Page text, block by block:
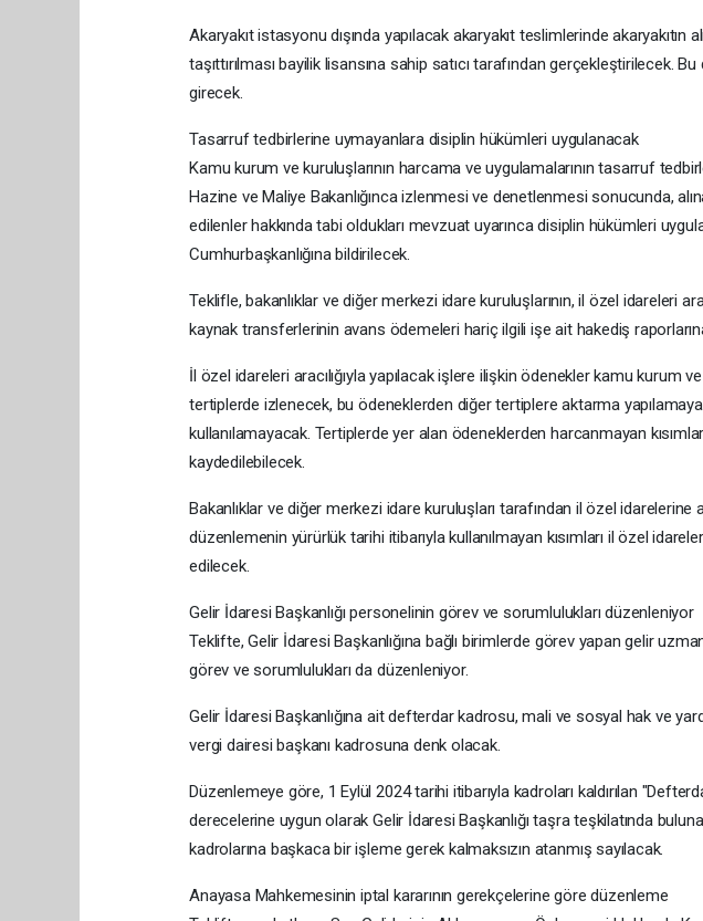
Akaryakıt istasyonu dışında yapılacak akaryakıt teslimlerinde akaryakıtın
taşıttırılması bayilik lisansına sahip satıcı tarafından gerçekleştirilecek.
girecek.
Tasarruf tedbirlerine uymayanlara disiplin hükümleri uygulanacak
Kamu kurum ve kuruluşlarının harcama ve uygulamalarının tasarruf
Hazine ve Maliye Bakanlığınca izlenmesi ve denetlenmesi sonucunda,
edilenler hakkında tabi oldukları mevzuat uyarınca disiplin hükümleri
Cumhurbaşkanlığına bildirilecek.
Teklifle, bakanlıklar ve diğer merkezi idare kuruluşlarının, il özel idareleri
kaynak transferlerinin avans ödemeleri hariç ilgili işe ait hakediş
İl özel idareleri aracılığıyla yapılacak işlere ilişkin ödenekler kamu kurum
tertiplerde izlenecek, bu ödeneklerden diğer tertiplere aktarma
kullanılamayacak. Tertiplerde yer alan ödeneklerden harcanmayan
kaydedilebilecek.
Bakanlıklar ve diğer merkezi idare kuruluşları tarafından il özel idarelerine
düzenlemenin yürürlük tarihi itibarıyla kullanılmayan kısımları il özel
edilecek.
Gelir İdaresi Başkanlığı personelinin görev ve sorumlulukları düzenleniyor
Teklifte, Gelir İdaresi Başkanlığına bağlı birimlerde görev yapan gelir
görev ve sorumlulukları da düzenleniyor.
Gelir İdaresi Başkanlığına ait defterdar kadrosu, mali ve sosyal hak ve
vergi dairesi başkanı kadrosuna denk olacak.
Düzenlemeye göre, 1 Eylül 2024 tarihi itibarıyla kadroları kaldırılan
derecelerine uygun olarak Gelir İdaresi Başkanlığı taşra teşkilatında
kadrolarına başkaca bir işleme gerek kalmaksızın atanmış sayılacak.
Anayasa Mahkemesinin iptal kararının gerekçelerine göre düzenleme